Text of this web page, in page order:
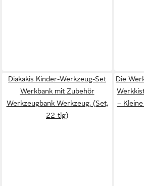
Diakakis Kinder-Werkzeug-Set
Werkbank mit Zubehör
Werkzeugbank Werkzeug, (Set,
22-tlg)
Die
–